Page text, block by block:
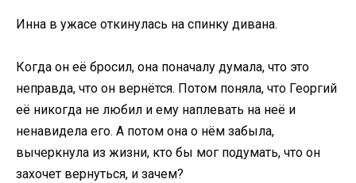
Инна в ужасе откинулась на спинку дивана.
Когда он её бросил, она поначалу думала, что это
неправда, что он вернётся. Потом поняла, что Георгий
её никогда не любил и ему наплевать на неё и
ненавидела его. А потом она о нём забыла,
вычеркнула из жизни, кто бы мог подумать, что он
захочет вернуться, и зачем?